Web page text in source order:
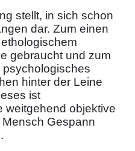
stellt, in sich schon
dar. Zum einen
gebraucht und zum
hinter der Leine
ist
weitgehend objektive
Gespann